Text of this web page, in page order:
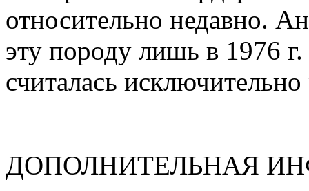
относительно недавно.
эту породу лишь в 1976
считалась
ДОПОЛНИТЕЛЬНАЯ